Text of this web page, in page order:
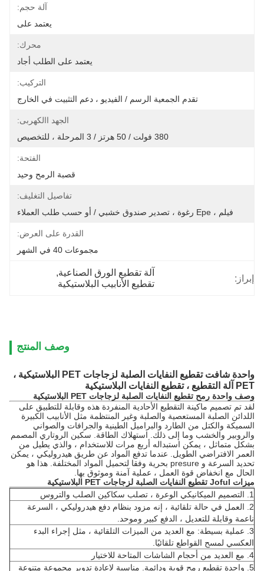
آلة حجم:
يعتمد على
محرك:
يعتمد على الطلب أجاد
التركيب:
تقدم الجمعية الرسم / الفيديو ، دعم التثبيت في الخارج
الجهد االكهربى:
380 فولت / 50 هرتز / 3 المرحلة ، للتخصيص
الفتحة:
قصبة الرمح وحيد
تفاصيل التغليف:
فيلم ، Epe رغوة ، تصدير صندوق خشبي / أو حسب طلب العملاء
القدرة على العرض:
مجموعات 40 في الشهر
إبراز:
آلة تقطيع الورق الصناعية,
تقطيع الأنابيب البلاستيكية
وصف المنتج
واحدة شافت تقطيع النفايات الصلبة لزجاجات PET البلاستيكية ،
PET آلة التقطيع ، تقطيع النفايات البلاستيكية
وصف واحدة رمح تقطيع النفايات الصلبة لزجاجات PET البلاستيكية
لقد تم تصميم ماكينة التقطيع الأحادية المنفردة هذه وقابلة للتطبيق على
اللدائن الصلبة المستعصية والصلبة وغير المنتظمة مثل الأنابيب الكبيرة
السميكة والكتل من الطارد والبراميل الطينية والجرافات والصواني
والروبير والخشب وما إلى ذلك. استهلاك الطاقة.
سكين الروتاري المصمم
بشكل متماثل ، يمكن استبداله أربع مرات للاستخدام ، والذي يطيل من
العمر الافتراضي الطويل.
عندما تدفع المواد عن طريق هيدروليكي ، يمكن
تحديد السرعة و presure بحرية وفقا لتحميل المواد المختلفة.
هذا هو
الحال مع انخفاض قوة العمل ، عملية آمنة وموثوق بها.
ميزات Joful تقطيع النفايات الصلبة لزجاجات PET البلاستيكية
1. التصميم الميكانيكي الوعرة ، تصلب سكاكين الصلب والتروس
2. العمل في حالة تلقائية ، إنه مزود بنظام دفع هيدروليكي ، السرعة
ناعمة وقابلة للتعديل ، الدفع كبير وموحد.
3. عملية بسيطة: مع العديد من الميزات التلقائية ، مثل إجراء البدء
العكسي لمسح القواطع تلقائيًا.
4. مع العديد من أحجام الشاشات المتاحة للاختيار
5. واحدة تقطيع رمح قوية ودائمة.
مناسبة لإعادة تدوير مجموعة متنوعة